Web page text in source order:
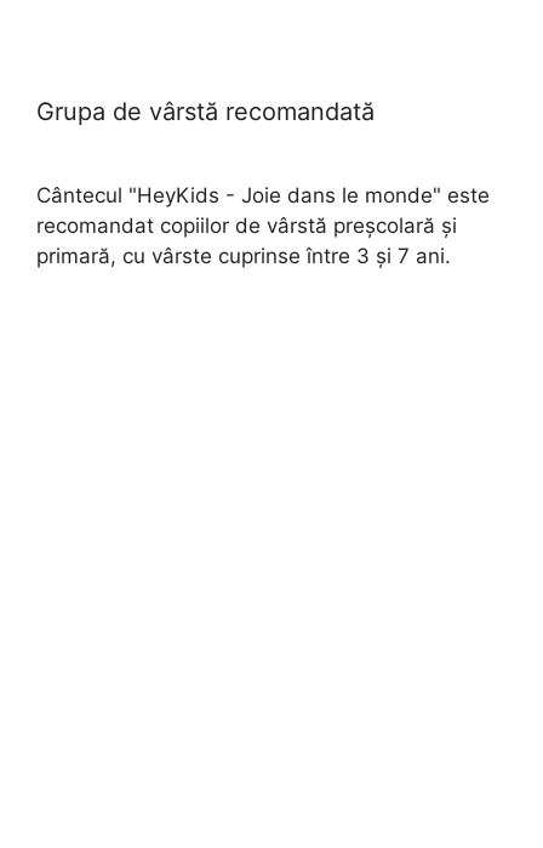
Grupa de vârstă recomandată
Cântecul "HeyKids - Joie dans le monde" este
recomandat copiilor de vârstă preșcolară și
primară, cu vârste cuprinse între 3 și 7 ani.